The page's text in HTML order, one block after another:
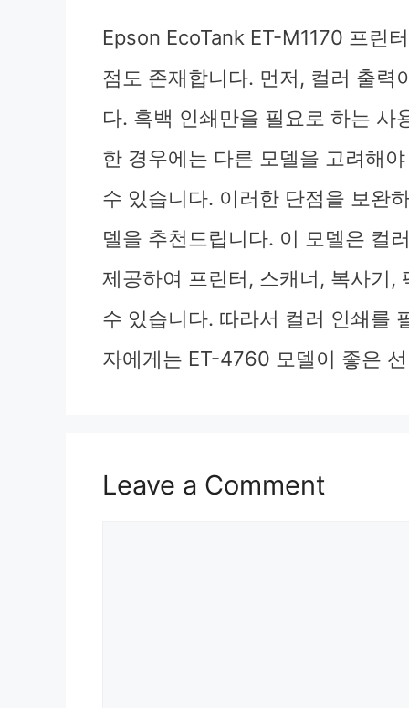
Epson EcoTank ET-M1170 프린
점도 존재합니다. 먼저, 컬러 출력
다. 흑백 인쇄만을 필요로 하는 사
한 경우에는 다른 모델을 고려해
수 있습니다. 이러한 단점을 보완
델을 추천드립니다. 이 모델은 컬
제공하여 프린터, 스캐너, 복사기,
수 있습니다. 따라서 컬러 인쇄를
자에게는 ET-4760 모델이 좋은
Leave a Comment